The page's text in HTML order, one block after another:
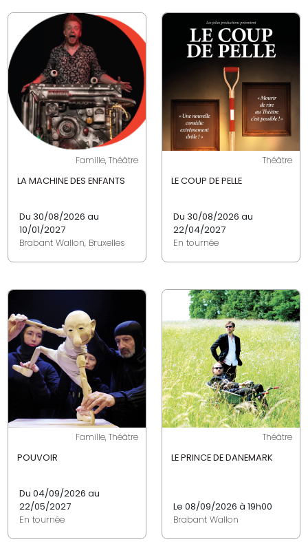
Famille, Théâtre
LA MACHINE DES ENFANTS
Du 30/08/2026 au
10/01/2027
Brabant Wallon, Bruxelles
Théâtre
LE COUP DE PELLE
Du 30/08/2026 au
22/04/2027
En tournée
Famille, Théâtre
POUVOIR
Du 04/09/2026 au
22/05/2027
En tournée
Théâtre
LE PRINCE DE DANEMARK
Le 08/09/2026 à 19h00
Brabant Wallon